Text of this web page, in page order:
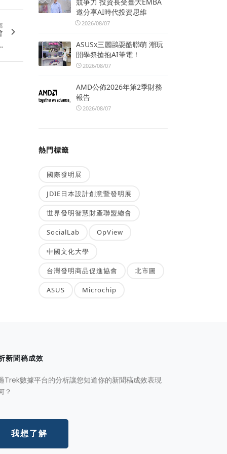
邀分享AI時代投資思維
2026/08/07
ASUSx三麗鷗耍酷聯萌 潮玩
開學祭搶抱AI筆電！
2026/08/07
AMD公佈2026年第2季財務
報告
2026/08/07
熱門標籤
國際發明展
JDIE日本設計創意暨發明展
世界發明智慧財產聯盟總會
SocialLab OpView
中國文化大學
台灣發明商品促進協會 北市圖
ASUS Microchip
新聞稿成效
Trek數據平台的分析讓您知道你的新聞稿成效表現
？
我想了解